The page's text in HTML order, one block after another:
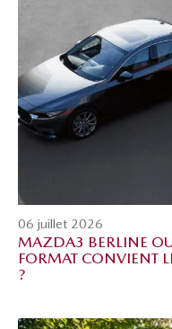
06 juillet 2026
MAZDA3 BERLINE
FORMAT CONVIENT
?